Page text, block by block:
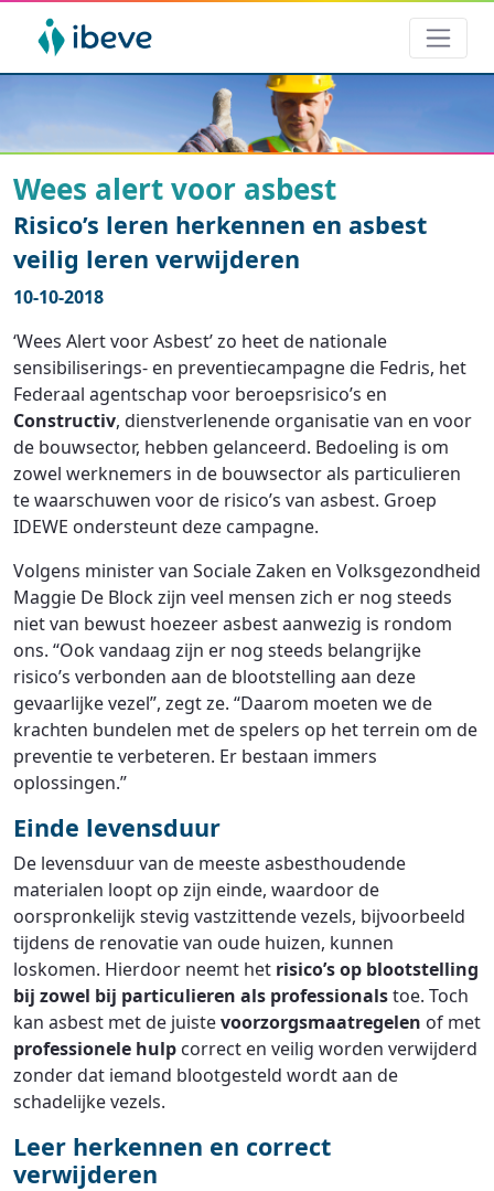
Wees alert voor asbest
Risico’s leren herkennen en asbest
veilig leren verwijderen
10-10-2018
‘Wees Alert voor Asbest’ zo heet de nationale
sensibiliserings- en preventiecampagne die Fedris, het
Federaal agentschap voor beroepsrisico’s en
Constructiv, dienstverlenende organisatie van en voor
de bouwsector, hebben gelanceerd. Bedoeling is om
zowel werknemers in de bouwsector als particulieren
te waarschuwen voor de risico’s van asbest. Groep
IDEWE ondersteunt deze campagne.
Volgens minister van Sociale Zaken en Volksgezondheid
Maggie De Block zijn veel mensen zich er nog steeds
niet van bewust hoezeer asbest aanwezig is rondom
ons. “Ook vandaag zijn er nog steeds belangrijke
risico’s verbonden aan de blootstelling aan deze
gevaarlijke vezel”, zegt ze. “Daarom moeten we de
krachten bundelen met de spelers op het terrein om de
preventie te verbeteren. Er bestaan immers
oplossingen.”
Einde levensduur
De levensduur van de meeste asbesthoudende
materialen loopt op zijn einde, waardoor de
oorspronkelijk stevig vastzittende vezels, bijvoorbeeld
tijdens de renovatie van oude huizen, kunnen
loskomen. Hierdoor neemt het risico’s op blootstelling
bij zowel bij particulieren als professionalstoe. Toch
kan asbest met de juistevoorzorgsmaatregelen of met
professionele hulp correct en veilig worden verwijderd
zonder dat iemand blootgesteld wordt aan de
schadelijke vezels.
Leer herkennen en correct
verwijderen